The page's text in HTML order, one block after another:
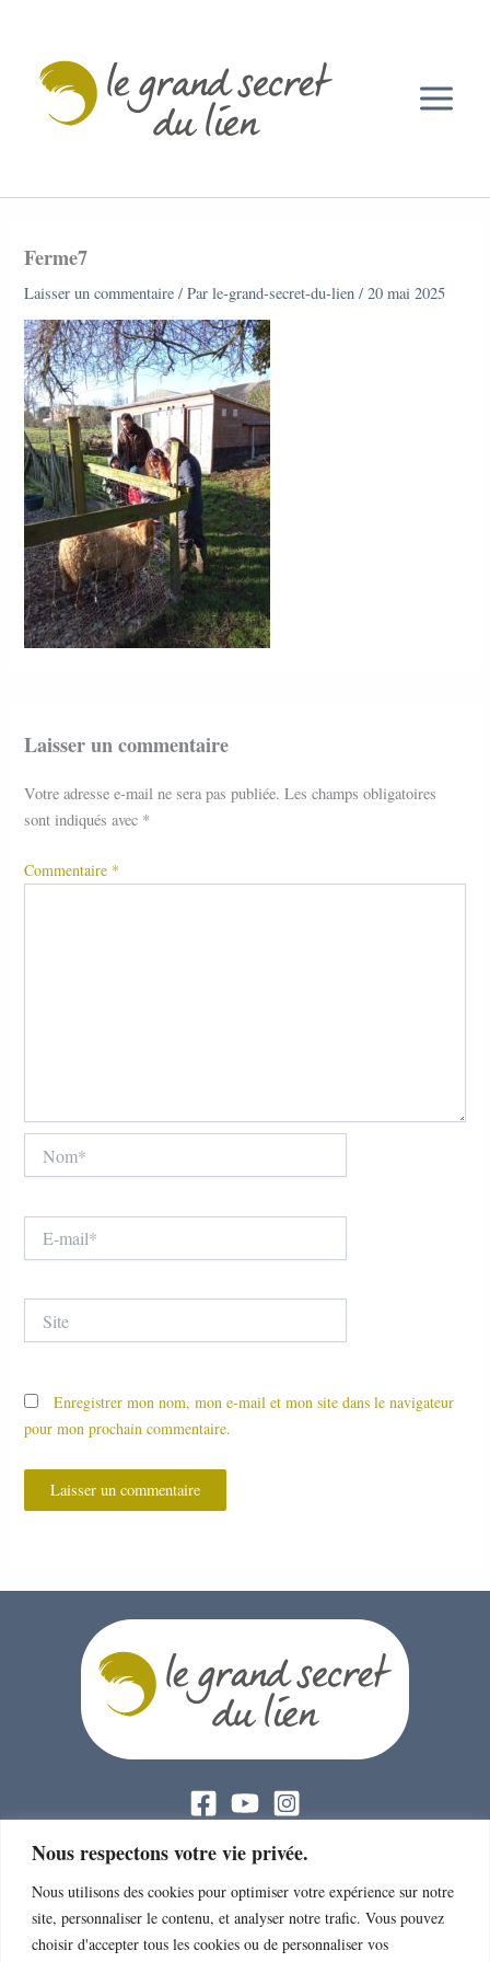
Nous respectons votre vie privée.
Nous utilisons des cookies pour optimiser votre expérience sur notre
site, personnaliser le contenu, et analyser notre trafic. Vous pouvez
choisir d'accepter tous les cookies ou de personnaliser vos
contenu
Ferme7
Laisser un commentaire / Parle-grand-secret-du-lien/20 mai 2025
Laisser un commentaire
Votre adresse e-mail ne sera pas publiée. Les champs obligatoires
sont indiqués avec *
Commentaire *
mail*
Enregistrer mon nom, mon e-mail et mon site dans le navigateur
pour mon prochain commentaire.
PROJET DE L'ASSOCIATION :
> Le projet de l’Association
> 2017-2020 : Le Grand Secret du Lien